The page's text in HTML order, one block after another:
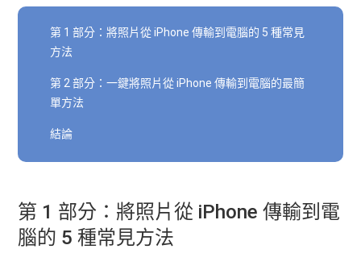
第 1 部分：將照片從 iPhone 傳輸到電腦的 5 種常見
方法
第 2 部分：一鍵將照片從 iPhone 傳輸到電腦的最簡
單方法
結論
第 1 部分：將照片從 iPhone 傳輸到電
腦的 5 種常見方法